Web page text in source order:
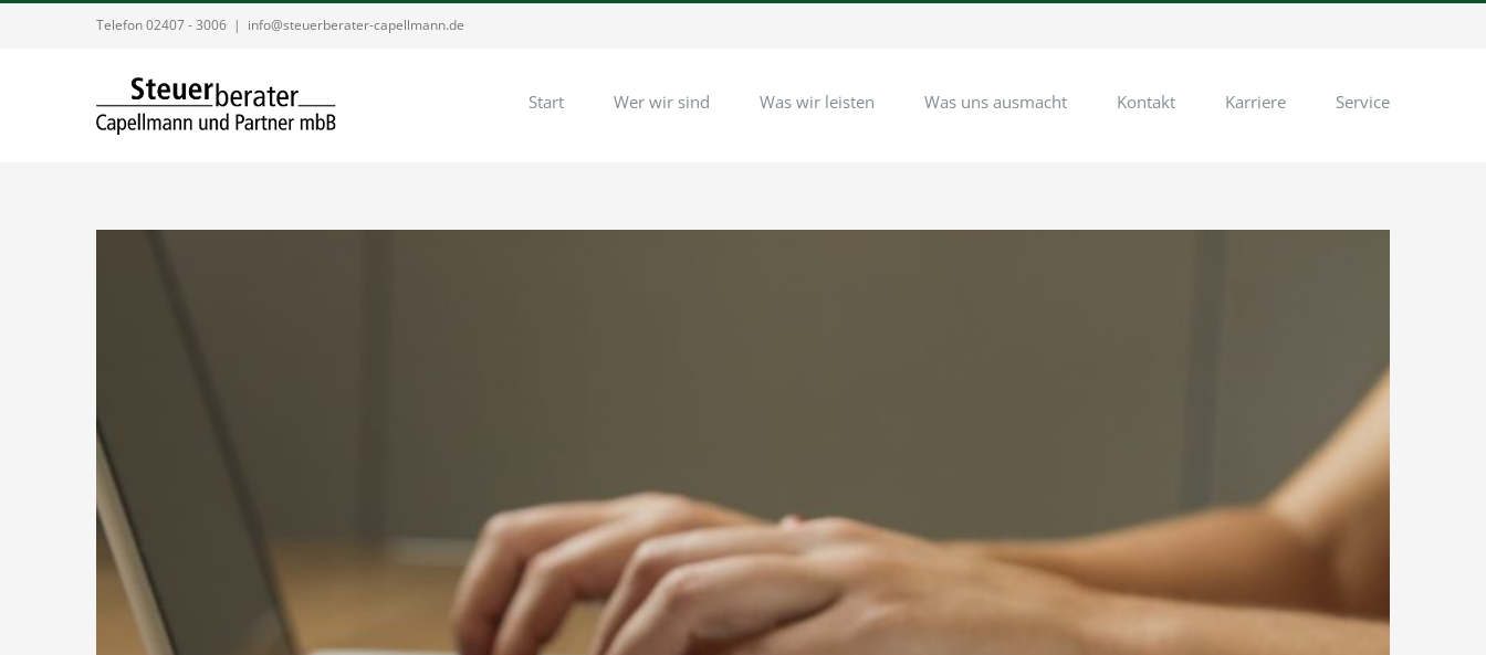
Telefon 02407 - 3006 | info@steuerberater-capellmann.de
Start Wer wir sind Was wir leisten Was uns ausmacht Kontakt Karriere Service